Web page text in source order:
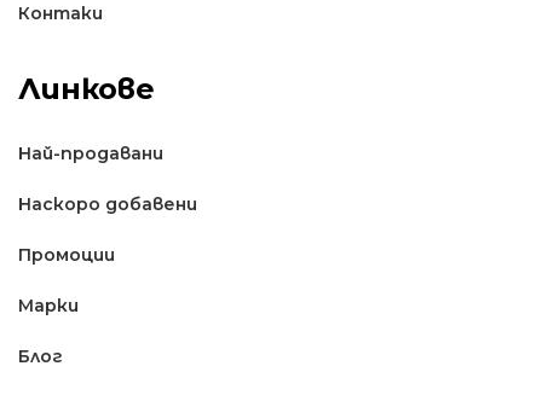
Контаки
Линкове
Най-продавани
Наскоро добавени
Промоции
Марки
Блог